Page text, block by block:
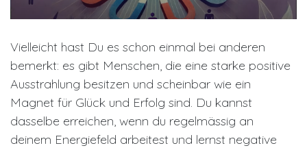
Vielleicht hast Du es schon einmal bei anderen
bemerkt: es gibt Menschen, die eine starke positive
Ausstrahlung besitzen und scheinbar wie ein
Magnet für Glück und Erfolg sind. Du kannst
dasselbe erreichen, wenn du regelmässig an
deinem Energiefeld arbeitest und lernst negative